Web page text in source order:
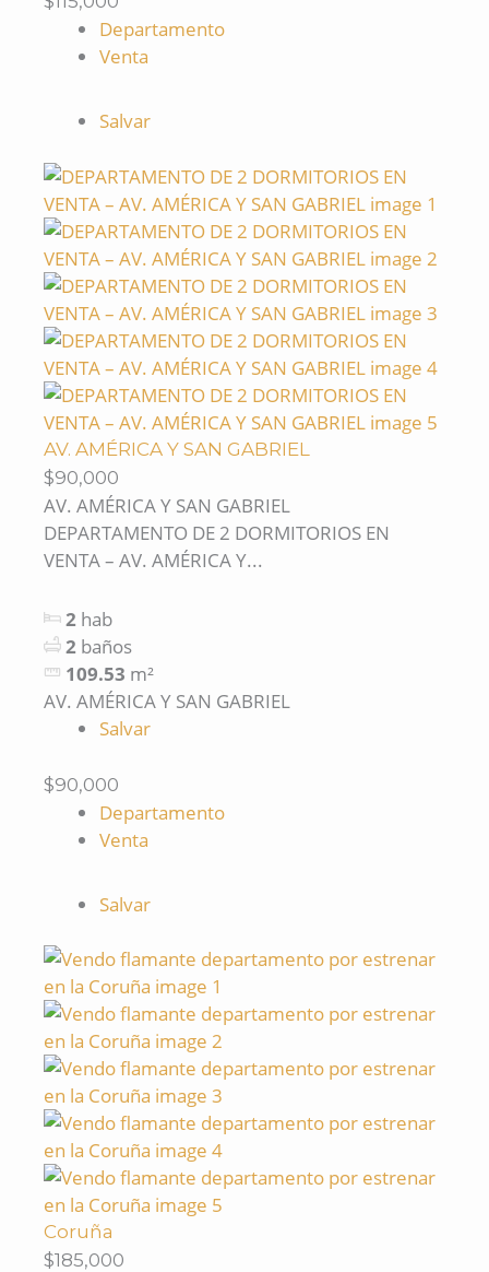
Departamento
Venta
Salvar
AV. AMÉRICA Y SAN GABRIEL
$90,000
AV. AMÉRICA Y SAN GABRIEL
DEPARTAMENTO DE 2 DORMITORIOS EN
VENTA – AV. AMÉRICA Y...
2 hab
2 baños
109.53 m²
AV. AMÉRICA Y SAN GABRIEL
Salvar
$90,000
Departamento
Venta
Salvar
Coruña
$185,000